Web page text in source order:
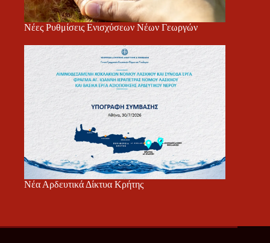
Νέες Ρυθμίσεις Ενισχύσεων Νέων Γεωργών
Νέα Αρδευτικά Δίκτυα Κρήτης